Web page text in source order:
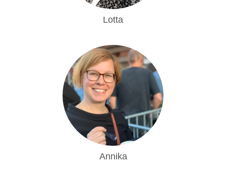
Lotta
Annika